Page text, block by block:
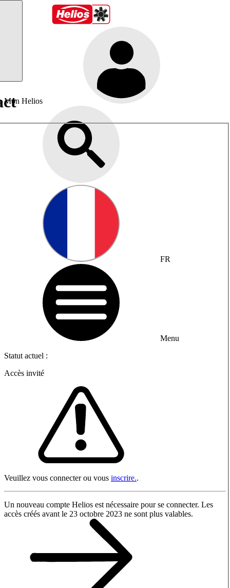
Mon Helios
FR
Menu
Statut actuel :
Accès invité
Veuillez vous connecter ou vous inscrire..
Un nouveau compte Helios est nécessaire pour se connecter. Les
accès créés avant le 23 octobre 2023 ne sont plus valables.